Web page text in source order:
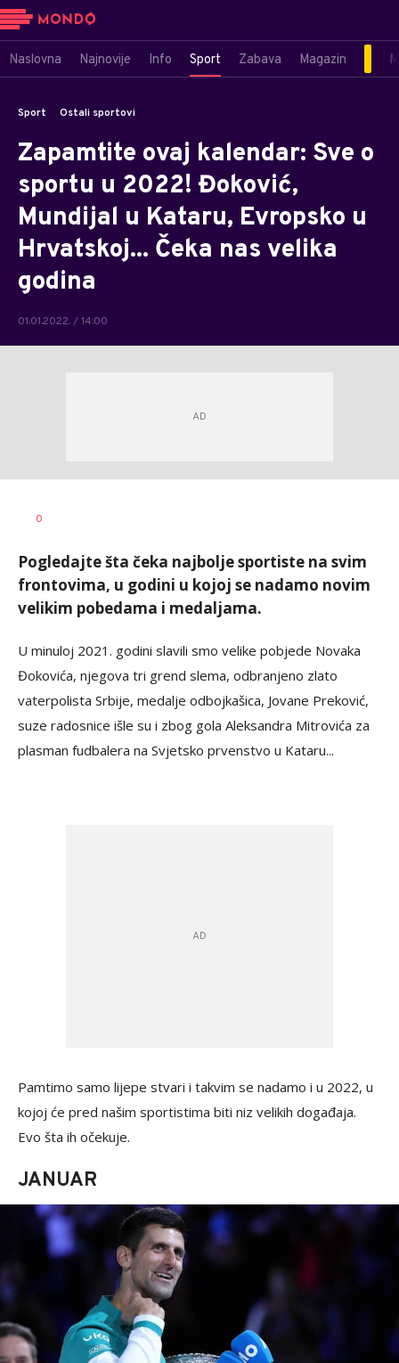
Naslovna Najnovije Info Sport Zabava Magazin
Sport Ostali sportovi
Zapamtite ovaj kalendar: Sve o
sportu u 2022! Đoković,
Mundijal u Kataru, Evropsko u
Hrvatskoj... Čeka nas velika
godina
01.01.2022. / 14:00
AUTOR
0
Pogledajte šta čeka najbolje sportiste na svim
frontovima, u godini u kojoj se nadamo novim
velikim pobedama i medaljama.
U minuloj 2021. godini slavili smo velike pobjede Novaka
Đokovića, njegova tri grend slema, odbranjeno zlato
vaterpolista Srbije, medalje odbojkašica, Jovane Preković,
suze radosnice išle su i zbog gola Aleksandra Mitrovića za
plasman fudbalera na Svjetsko prvenstvo u Kataru...
Pamtimo samo lijepe stvari i takvim se nadamo i u 2022, u
kojoj će pred našim sportistima biti niz velikih događaja.
Evo šta ih očekuje.
JANUAR